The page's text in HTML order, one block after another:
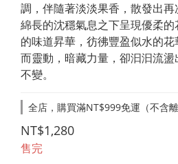
調，伴隨著淡淡果香，散發出
綿長的沈穩氣息之下呈現優柔
的味道昇華，彷彿豐盈似水的
而靈動，暗藏力量，卻汩汩流
不變。
全店，購買滿NT$999免運（不含離
NT$1,280
售完